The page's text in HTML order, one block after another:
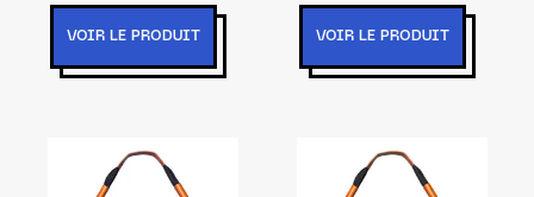
VOIR LE PRODUIT VOIR LE PRODUIT